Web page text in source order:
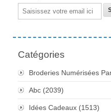
Email
Catégories
Broderies Numérisées
Abc (2039)
Idées Cadeaux (1513)